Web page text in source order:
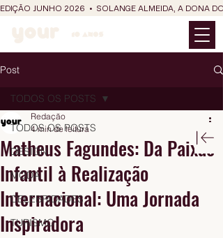
EDIÇÃO JUNHO 2026  •  SOLANGE ALMEIDA, A DONA
Post
TODOS OS POSTS
DESIGN
MODA
CELEBRIDADES
TURISMO
TODOS OS POSTS
Matheus Fagundes: Da Paixão
Infantil à Realização
Internacional: Uma Jornada
Inspiradora
Redação
4 min de leitura